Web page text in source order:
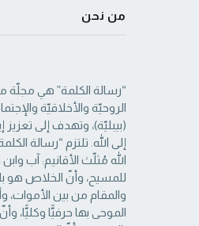
من نحن
“رسالة الكلمة” هي مجلّة
الروحيّة والأخلاقيّة
(بيبليّة)، وتهدف إلى
إلى الله. تلتزم “رسالة
الله مُثلّث الأقانيم: آب
‏للمسيح، وأنّ الخلاص هو
والمقام من بين الأموات،
الموحى بها حرفيًّا وكليًّا،